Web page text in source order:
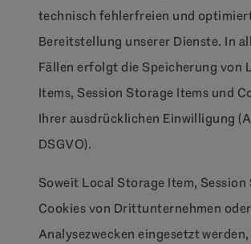
technisch fehlerfreien und
Bereitstellung unserer Dienste. In
Fällen erfolgt die Speicherung von
Items, Session Storage Items und
Ihrer ausdrücklichen Einwilligung
DSGVO).
Soweit Local Storage Item,
Cookies von Drittunternehmen
Analysezwecken eingesetzt